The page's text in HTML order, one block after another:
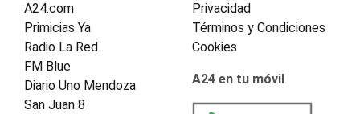
A24.com
Primicias Ya
Radio La Red
FM Blue
Diario Uno Mendoza
San Juan 8
Privacidad
Términos y Condiciones
Cookies
A24 en tu móvil